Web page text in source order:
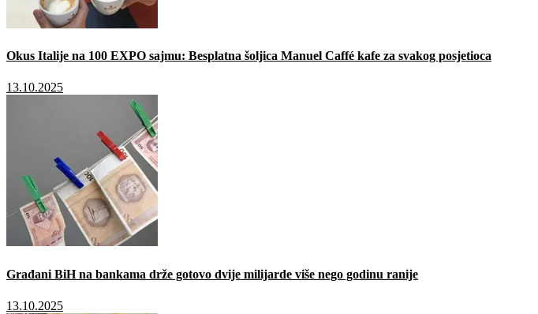
Okus Italije na 100 EXPO sajmu: Besplatna šoljica Manuel Caffé kafe za svakog posjetioca
13.10.2025
Građani BiH na bankama drže gotovo dvije milijarde više nego godinu ranije
13.10.2025